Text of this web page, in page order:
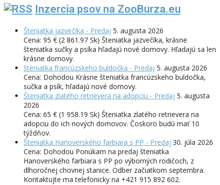
Inzercia psov na ZooBurza.eu
Šteniatka jazvečíka - Predaj 5. augusta 2026
Cena: 95 € (2 861.97 Sk) Šteniatka jazvečíka, krásne
šteniatka sučky a psíka hľadajú nové domovy. Hľadajú sa len
krásne domovy.
šteniatka francúzskeho buldočka - Predaj 5. augusta 2026
Cena: Dohodou Krásne šteniatka francúzskeho buldočka,
sučka a psík, hľadajú nové domovy.
Šteniatka zlatého retrievera na adopciu - Predaj 5. augusta
2026
Cena: 65 € (1 958.19 Sk) Šteniatka zlatého retrievera na
adopciu do ich nových domovov. Čoskoro budú mať 10
týždňov.
Šteniatka Hanoverského farbiara s PP - Predaj 30. júla 2026
Cena: Dohodou Ponúkam na predaj šteniatka
Hanoverského farbiara s PP po výborných rodičoch, z
dlhoročnej chovnej stanice. Odber začiatkom septembra.
Kontaktujte ma telefonicky na +421 915 892 602.